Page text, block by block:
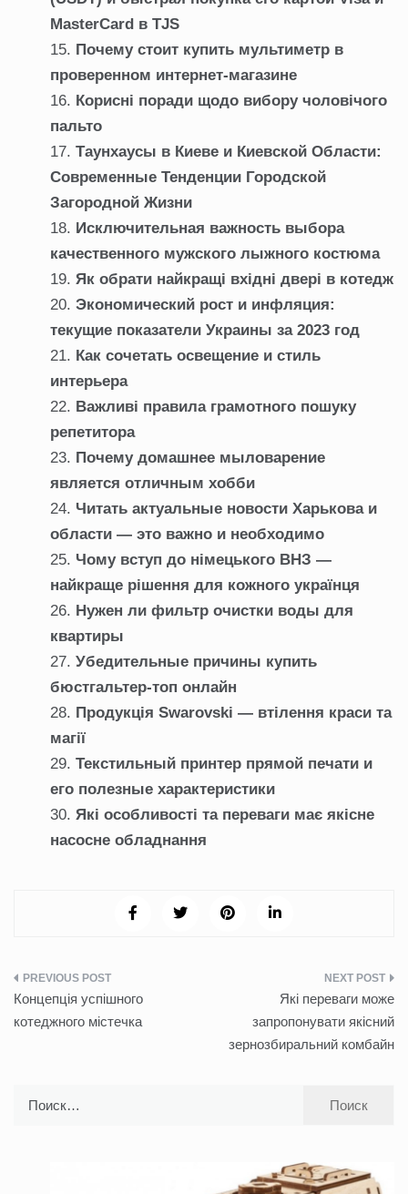
MasterCard в TJS
Почему стоит купить мультиметр в
проверенном интернет-магазине
Корисні поради щодо вибору чоловічого
пальто
Таунхаусы в Киеве и Киевской Области:
Современные Тенденции Городской
Загородной Жизни
Исключительная важность выбора
качественного мужского лыжного костюма
Як обрати найкращі вхідні двері в котедж
Экономический рост и инфляция:
текущие показатели Украины за 2023 год
Как сочетать освещение и стиль
интерьера
Важливі правила грамотного пошуку
репетитора
Почему домашнее мыловарение
является отличным хобби
Читать актуальные новости Харькова и
области — это важно и необходимо
Чому вступ до німецького ВНЗ —
найкраще рішення для кожного українця
Нужен ли фильтр очистки воды для
квартиры
Убедительные причины купить
бюстгальтер-топ онлайн
Продукція Swarovski — втілення краси та
магії
Текстильный принтер прямой печати и
его полезные характеристики
Які особливості та переваги має якісне
насосне обладнання
Навигация
по
Концепція успішного
котеджного містечка
Які переваги може
запропонувати якісний
зернозбиральний комбайн